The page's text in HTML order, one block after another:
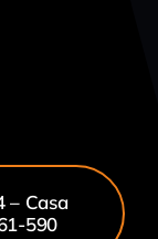
– Casa
590